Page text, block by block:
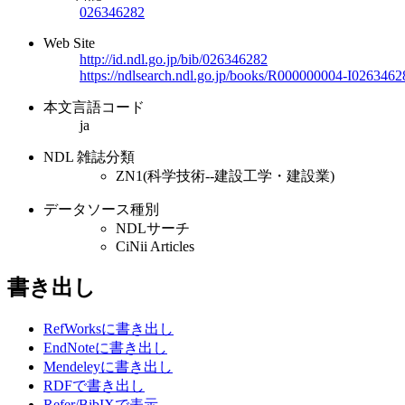
026346282
Web Site
http://id.ndl.go.jp/bib/026346282
https://ndlsearch.ndl.go.jp/books/R000000004-
本文言語コード
ja
NDL 雑誌分類
ZN1(科学技術--建設工学・建設業)
データソース種別
NDLサーチ
CiNii Articles
書き出し
RefWorksに書き出し
EndNoteに書き出し
Mendeleyに書き出し
RDFで書き出し